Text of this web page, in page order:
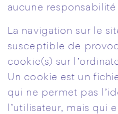
aucune
La navigation sur le
susceptible de
cookie(s) sur
Un cookie est un
qui ne permet pas
l’utilisateur, mais qui